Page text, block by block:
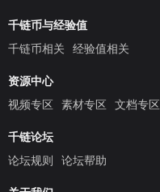
千链币与经验值
千链币相关
经验值相关
资源中心
视频专区
素材专区 文档专区
千链论坛
论坛规则
论坛帮助